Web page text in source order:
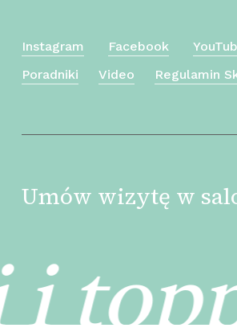
Zobacz Koszyk
Instagram Facebook
Poradniki
Video Regulamin
Umów wizytę w
i